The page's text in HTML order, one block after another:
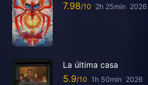
7.98 2h 25min 2026
La última casa
5.9 1h 50min 2026